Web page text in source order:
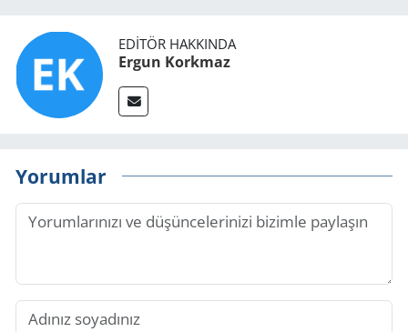
EDITÖR HAKKINDA
Ergun Korkmaz
Yorumlar